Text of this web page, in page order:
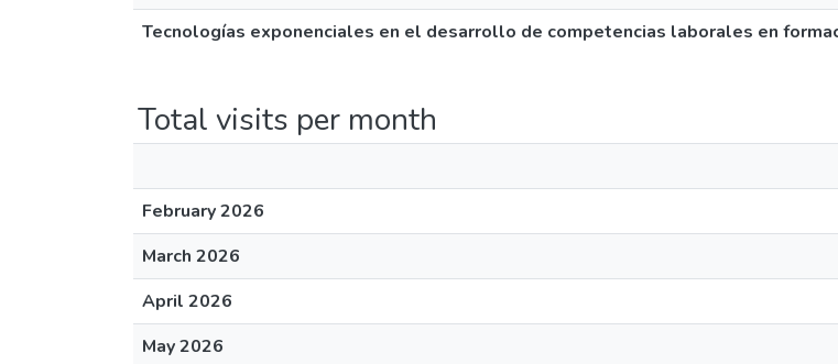
Tecnologías exponenciales en el desarrollo de competencias laborales en
Total visits per month
February 2026
March 2026
April 2026
May 2026